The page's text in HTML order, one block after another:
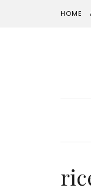
HOME